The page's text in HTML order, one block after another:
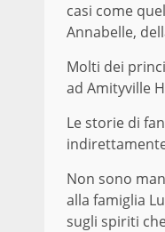
casi come
Annabelle,
Molti dei
ad Amityville
Le storie di
Non sono
alla famiglia
sugli spiriti